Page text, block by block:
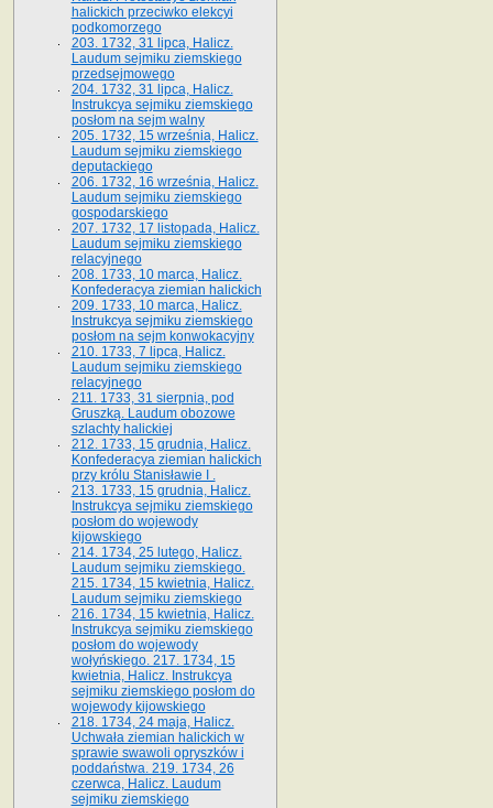
halickich przeciwko elekcyi
podkomorzego
203. 1732, 31 lipca, Halicz.
Laudum sejmiku ziemskiego
przedsejmowego
204. 1732, 31 lipca, Halicz.
Instrukcya sejmiku ziemskiego
posłom na sejm walny
205. 1732, 15 września, Halicz.
Laudum sejmiku ziemskiego
deputackiego
206. 1732, 16 września, Halicz.
Laudum sejmiku ziemskiego
gospodarskiego
207. 1732, 17 listopada, Halicz.
Laudum sejmiku ziemskiego
relacyjnego
208. 1733, 10 marca, Halicz.
Konfederacya ziemian halickich­
209. 1733, 10 marca, Halicz.
Instrukcya sejmiku ziemskiego
posłom na sejm konwokacyjny
210. 1733, 7 lipca, Halicz.
Laudum sejmiku ziemskiego
relacyjnego
211. 1733, 31 sierpnia, pod
Gruszką. Laudum obozowe
szlachty halickiej
212. 1733, 15 grudnia, Halicz.
Konfederacya ziemian halickich
przy królu Stanisławie I .
213. 1733, 15 grudnia, Halicz.
Instrukcya sejmiku ziemskiego
posłom do wojewody
kijowskiego
214. 1734, 25 lutego, Halicz.
Laudum sejmiku ziemskiego.
215. 1734, 15 kwietnia, Halicz.
Laudum sejmiku ziemskiego
216. 1734, 15 kwietnia, Halicz.
Instrukcya sejmiku ziemskiego
posłom do wojewody
wołyńskiego. 217. 1734, 15
kwietnia, Halicz. Instrukcya
sejmiku ziemskiego posłom do
wojewody kijowskiego
218. 1734, 24 maja, Halicz.
Uchwała ziemian halickich w
sprawie swawoli opryszków i
poddaństwa. 219. 1734, 26
czerwca, Halicz. Laudum
sejmiku ziemskiego